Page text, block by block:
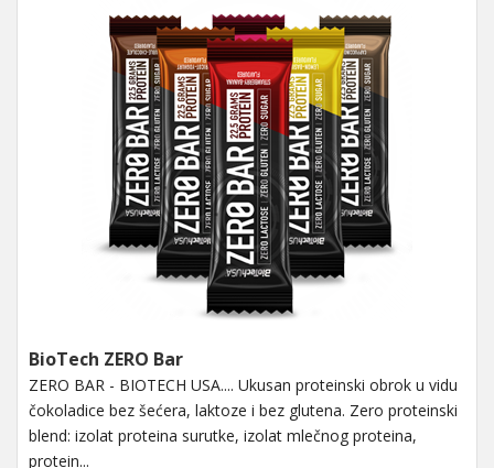
BioTech ZERO Bar
ZERO BAR - BIOTECH USA.... Ukusan proteinski obrok u vidu
čokoladice bez šećera, laktoze i bez glutena. Zero proteinski
blend: izolat proteina surutke, izolat mlečnog proteina,
protein...